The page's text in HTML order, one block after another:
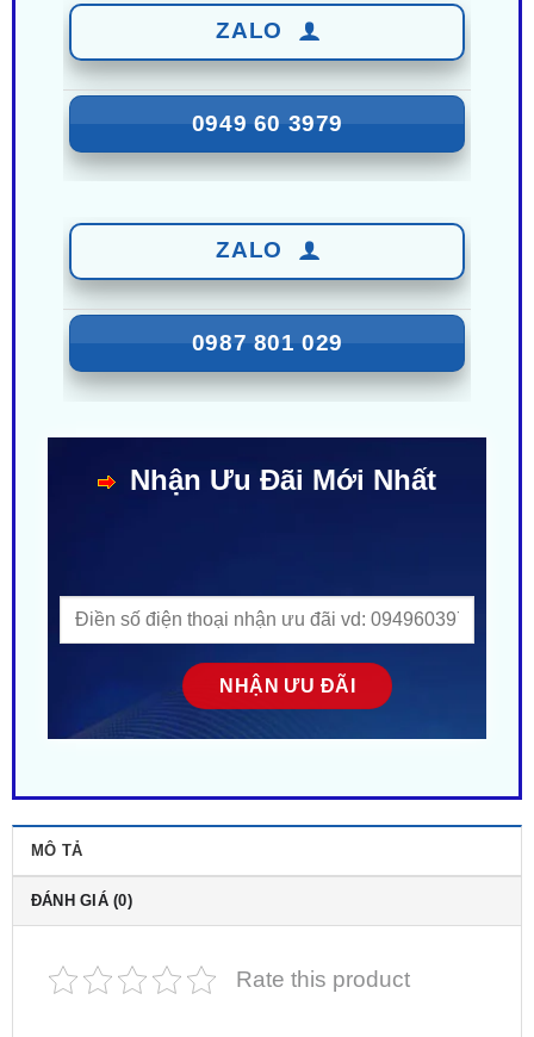
0949 60 3979
0987 801 029
ĐÁNH GIÁ (0)
Độ gập gương lên xuống kính xe Mazda 6 tại